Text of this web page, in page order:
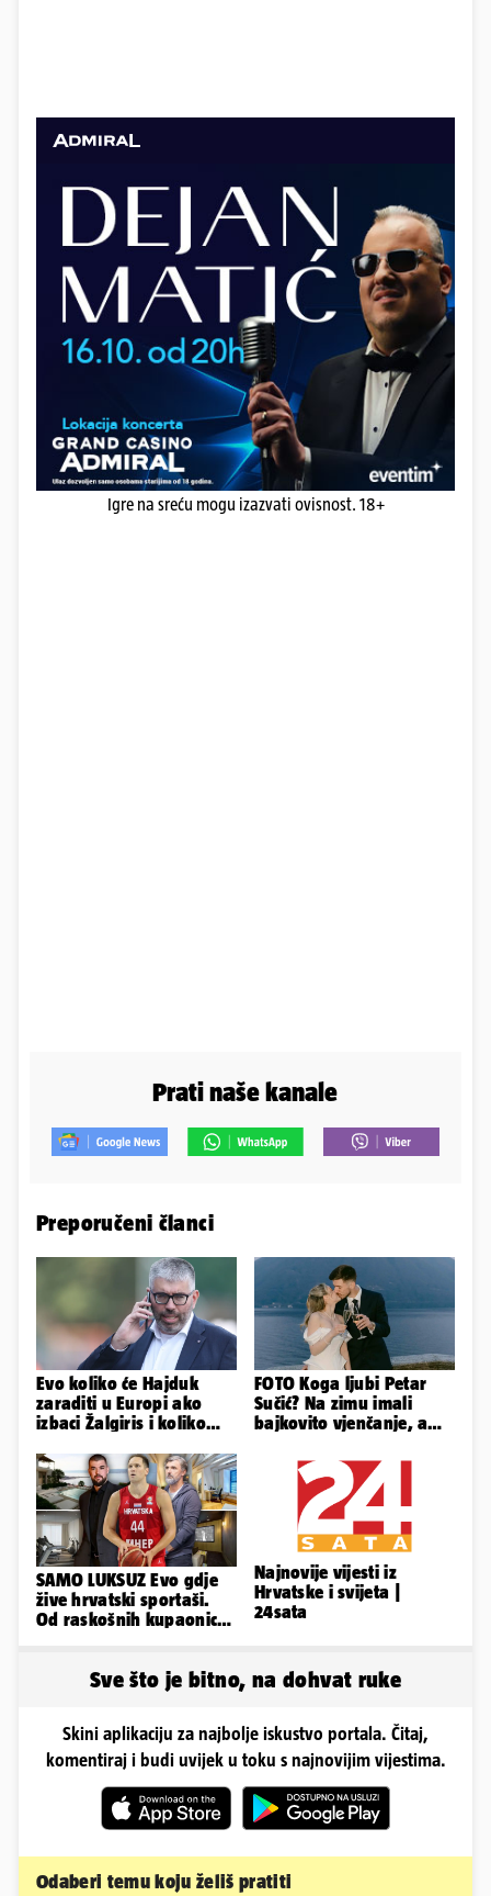
Igre na sreću mogu izazvati ovisnost. 18+
Prati naše kanale
Preporučeni članci
Evo koliko će Hajduk
zaraditi u Europi ako
izbaci Žalgiris i koliko
FOTO Koga ljubi Petar
Sučić? Na zimu imali
bajkovito vjenčanje, a
SAMO LUKSUZ Evo gdje
žive hrvatski sportaši.
Od raskošnih kupaonica
Najnovije vijesti iz
Hrvatske i svijeta |
24sata
Sve što je bitno, na dohvat ruke
Skini aplikaciju za najbolje iskustvo portala. Čitaj,
komentiraj i budi uvijek u toku s najnovijim vijestima.
Odaberi temu koju želiš pratiti